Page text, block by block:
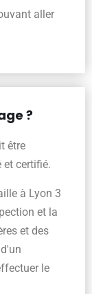
aller
?
être
certifié.
à Lyon 3
et la
et des
le